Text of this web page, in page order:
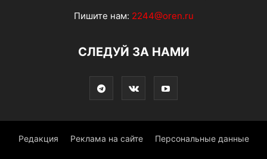
Пишите нам: 2244@oren.ru
СЛЕДУЙ ЗА НАМИ
Редакция Реклама на сайте Персональные данные